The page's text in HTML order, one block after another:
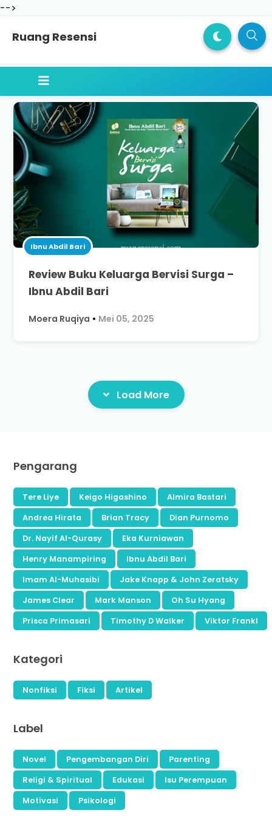
-->
Ruang Resensi
Ibnu Abdil Bari
Review Buku Keluarga Bervisi Surga –
Ibnu Abdil Bari
Moera Ruqiya • Mei 05, 2025
Load More
Pengarang
Tere Liye Keigo Higashino
Almira Bastari
Andrea Hirata
Brian Tracy
Dian Purnomo
Dr. Nayif Al-Qurasy
Eka Kurniawan
Henry Manampiring
Ibnu Abdil Bari
Imam Al-Muhasibi
Jake Knapp & John Zeratsky
James Clear
Mark Manson
Oh Su Hyang
Prisca Primasari
Timothy D Walker Viktor Frankl
Kategori
Nonfiksi Fiksi Artikel
Label
Novel Pengembangan Diri
Parenting
Religi & Spiritual
Edukasi
Isu Perempuan
Motivasi
Psikologi